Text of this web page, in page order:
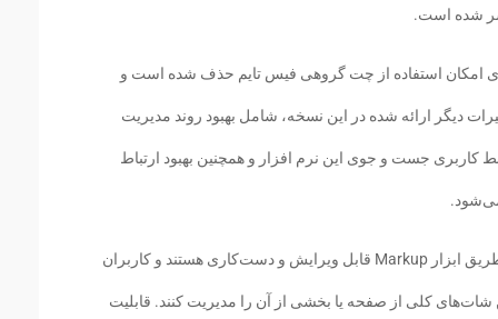
شده است.
امکان استفاده از چت گروهی فیس تایم حذف شده است و
دیگر ارائه شده در این نسخه، شامل بهبود روند مدیریت
کاربری جست و جوی این نرم افزار و همچنین بهبود ارتباط
می‌شود.
در این نسخه از مک او اس، اسکرین شات‌ها از طریق ابزار Markup قابل ویرایش و دست‌کاری هستند و کاربران
شات‌های کلی از صفحه یا بخشی از آن را مدیریت کنند. قابلیت